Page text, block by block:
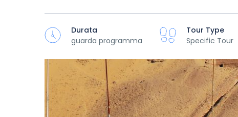
Durata
guarda programma
Tour Type
Specific Tour